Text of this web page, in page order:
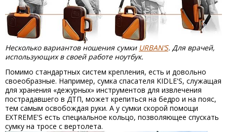
Несколько вариантов ношения сумки URBAN’S. Для врачей,
использующих в своей работе ноутбук.
Помимо стандартных систем крепления, есть и довольно
своеобразные. Например, сумка спасателя KIDLE'S, служащая
для хранения «дежурных» инструментов для извлечения
пострадавшего в ДТП, может крепиться на бедро и на пояс,
тем самым освобождая руки. А у сумки скорой помощи
EXTREME'S есть специальное кольцо, позволяющее спускать
сумку на тросе с вертолета.